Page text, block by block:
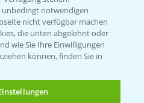
Sie unsnotwendigen
nicht verfügbar machen
die unten abgelehnt oder
wie Sie Ihre Einwilligungen
können, finden Sie in